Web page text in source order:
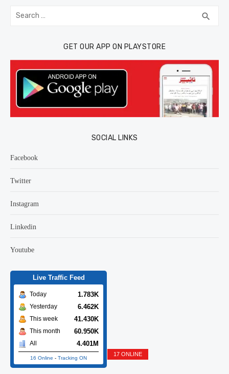
Search
for: search
GET OUR APP ON PLAYSTORE
SOCIAL LINKS
Facebook
Twitter
Instagram
Linkedin
Youtube
Live Traffic Feed
Today 1.783K
Yesterday 6.462K
This week 41.430K
This month 60.950K
All 4.401M
16 Online - Tracking ON
17 ONLINE